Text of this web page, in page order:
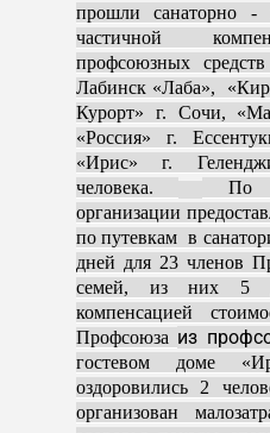
прошли санаторно -
частичной
профсоюзных
Лабинск «Лаба»,
Курорт» г. Сочи,
«Россия» г.
«Ирис» г.
человека.
По
организации
по путевкам в
дней для 23 членов
семей, из них 5
компенсацией
Профсоюза из
гостевом доме
оздоровились 2
организован